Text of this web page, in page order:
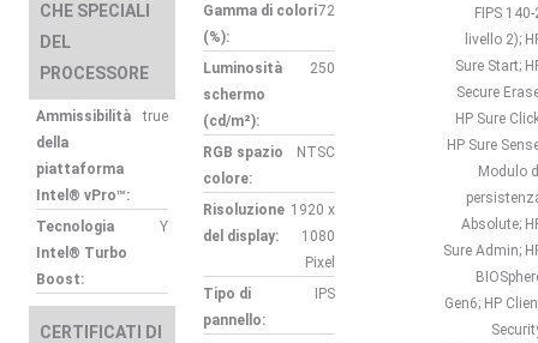
CHE SPECIALI
DEL
PROCESSORE
Ammissibilità
della
piattaforma
Intel® vPro™:
true
Tecnologia
Intel® Turbo
Boost:
Y
CERTIFICATI DI
Gamma di colori
(%):
72
Luminosità
schermo
(cd/m²):
250
RGB spazio
colore:
NTSC
Risoluzione
del display:
1920 x
1080
Pixel
Tipo di
pannello:
IPS
FIPS 140-
livello 2);
Sure Start;
Secure
HP Sure
HP Sure
Modulo
Absolute;
Sure Admin;
Gen6; HP